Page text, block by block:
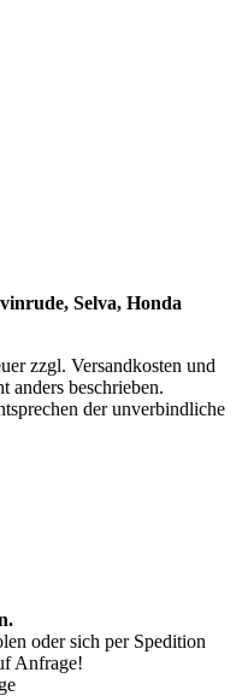
Selva, Honda
zzgl. Versandkosten und
anders beschrieben.
der unverbindliche
oder sich per Spedition
Anfrage!